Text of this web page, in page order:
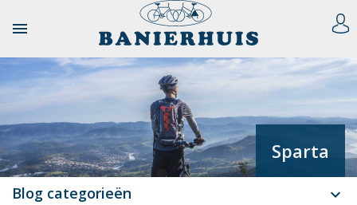

Sparta
Blog categorieën 